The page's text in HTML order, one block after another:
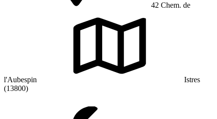
42 Chem. de
l'Aubespin
Istres
(13800)